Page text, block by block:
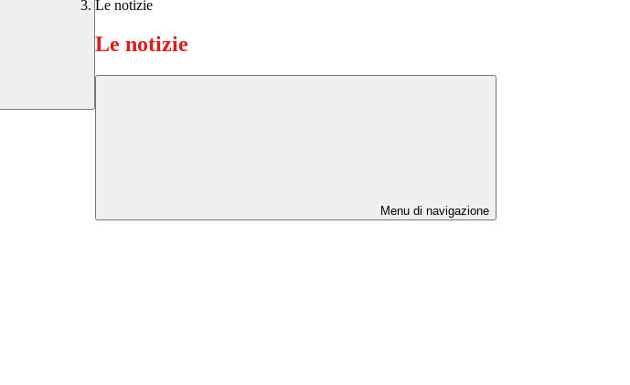
Le notizie
Le notizie
Menu di navigazione